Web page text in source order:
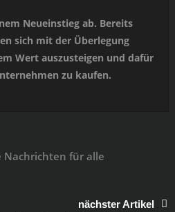
Neueinstieg ab. Bereits
sich mit der Überlegung
Wert auszusteigen und dafür
zu kaufen.
Nachrichten für alle
nächster Artikel